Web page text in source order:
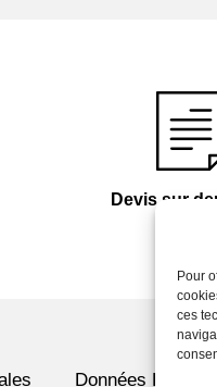
Pour
ces
Devis sur
Données